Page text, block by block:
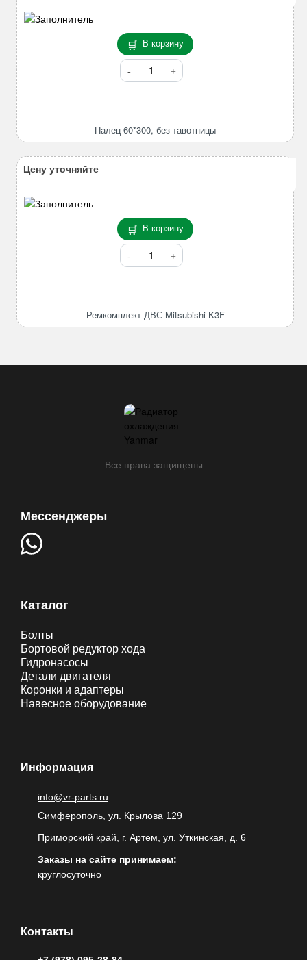
В корзину
Количество
товара
тавотницы
Палец 60*300, без тавотницы
В корзину
Количество
товара
K3F
Ремкомплект ДВС Mitsubishi K3F
Цену уточняйте
Все права защищены
Мессенджеры
Каталог
Болты
Бортовой редуктор хода
Гидронасосы
Детали двигателя
Коронки и адаптеры
Навесное оборудование
Информация
info@vr-parts.ru
Симферополь, ул. Крылова 129
Приморский край, г. Артем, ул. Уткинская, д. 6
Заказы на сайте принимаем:
круглосуточно
Контакты